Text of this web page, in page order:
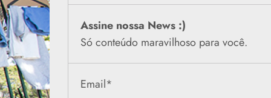
Assine nossa News :)
Só conteúdo maravilhoso para você.
Email*